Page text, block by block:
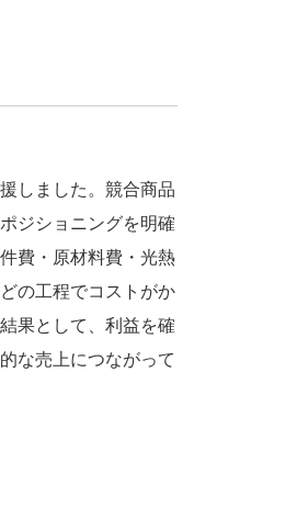
しました。競合商品
ジショニングを明確
費・原材料費・光熱
の工程でコストがか
果として、利益を確
な売上につながって